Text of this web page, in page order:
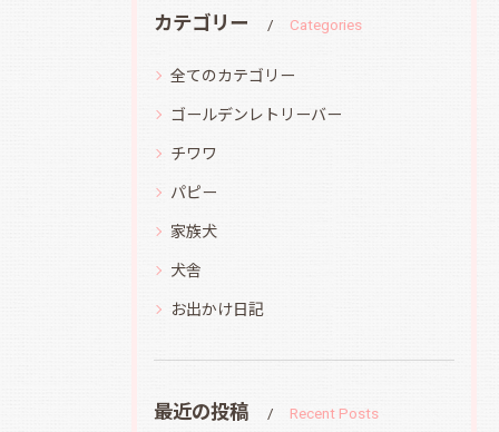
カテゴリー Categories
全てのカテゴリー
ゴールデンレトリーバー
チワワ
パピー
家族犬
犬舎
お出かけ日記
最近の投稿 Recent Posts